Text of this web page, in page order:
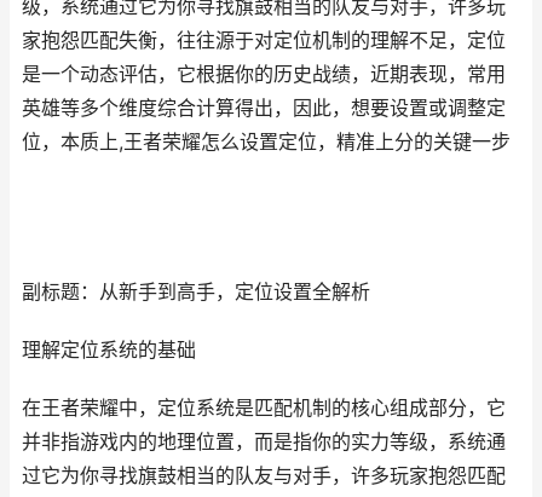
级，系统通过它为你寻找旗鼓相当的队友与对手，许多玩
家抱怨匹配失衡，往往源于对定位机制的理解不足，定位
是一个动态评估，它根据你的历史战绩，近期表现，常用
英雄等多个维度综合计算得出，因此，想要设置或调整定
位，本质上,王者荣耀怎么设置定位，精准上分的关键一步
副标题：从新手到高手，定位设置全解析
理解定位系统的基础
在王者荣耀中，定位系统是匹配机制的核心组成部分，它
并非指游戏内的地理位置，而是指你的实力等级，系统通
过它为你寻找旗鼓相当的队友与对手，许多玩家抱怨匹配